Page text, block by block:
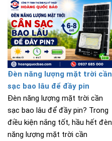
Đèn năng lượng mặt trời cần
sạc bao lâu để đầy pin
Đèn năng lượng mặt trời cần
sạc bao lâu để đầy pin? Trong
điều kiện nắng tốt, hầu hết đèn
năng lượng mặt trời cần